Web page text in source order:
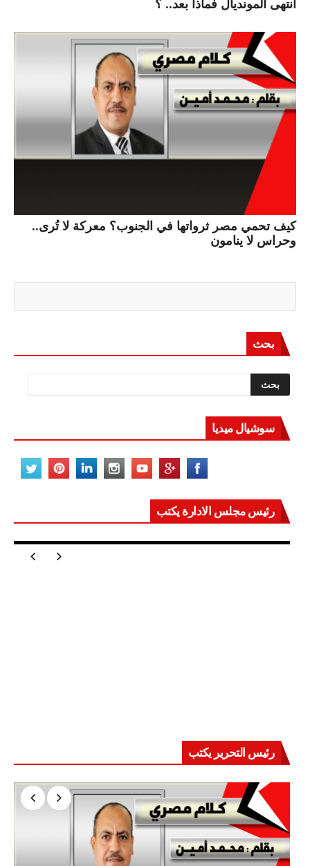
انتهى المونديال فماذا بعد.. ؟
كيف تحمي مصر ثرواتها في الجنوب؟ معركة لا تُرى..
وحراس لا ينامون
بحث
سوشيال ميديا
رئيس مجلس الادارة يكتب
مصر تعيد للعالم اتزانه
رئيس التحرير يكتب